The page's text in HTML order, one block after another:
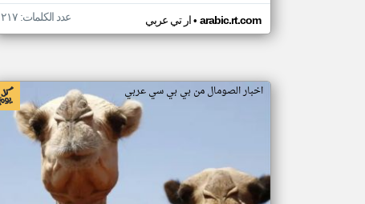
ار تي عربي• arabic.rt.com عدد الكلمات: ٢١٧
اخبار الصومال من بي بي سي عربي